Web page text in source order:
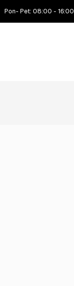
Pon- Pet: 08:00 - 16:00